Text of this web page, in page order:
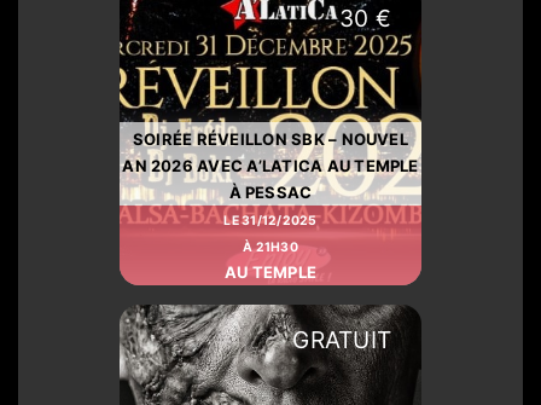
30 €
SOIRÉE RÉVEILLON SBK – NOUVEL
AN 2026 AVEC A’LATICA AU TEMPLE
À PESSAC
LE 31/12/2025
À 21H30
AU TEMPLE
GRATUIT